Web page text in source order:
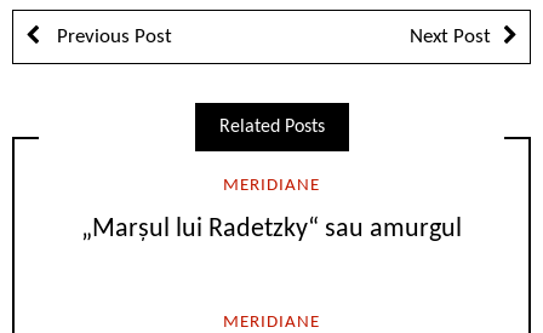
Previous Post Next Post
Related Posts
MERIDIANE
„Marşul lui Radetzky“ sau amurgul
MERIDIANE